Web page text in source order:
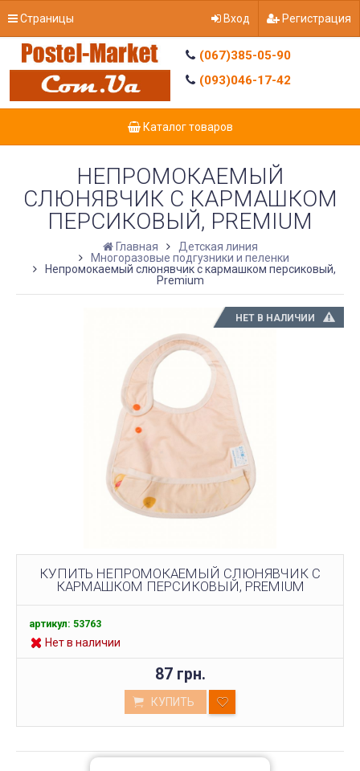
Страницы Вход Регистрация
(067)385-05-90
(093)046-17-42
Каталог товаров
жаккард кофейный
НЕПРОМОКАЕМЫЙ
СЛЮНЯВЧИК С КАРМАШКОМ
ПЕРСИКОВЫЙ, PREMIUM
Главная
Детская линия
Многоразовые подгузники и пеленки
Непромокаемый слюнявчик с кармашком персиковый,
Premium
НЕТ В НАЛИЧИИ
КУПИТЬ НЕПРОМОКАЕМЫЙ СЛЮНЯВЧИК С
КАРМАШКОМ ПЕРСИКОВЫЙ, PREMIUM
артикул: 53763
Нет в наличии
87 грн.
КУПИТЬ